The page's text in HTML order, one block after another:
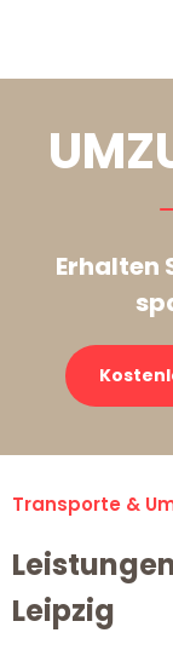
Erhalten
Transporte &
Leipzig